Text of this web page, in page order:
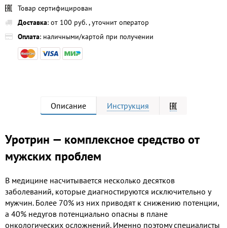
Товар сертифицирован
Доставка: от 100 руб. , уточнит оператор
Оплата: наличными/картой при получении
Описание Инструкция
Уротрин — комплексное средство от
мужских проблем
В медицине насчитывается несколько десятков
заболеваний, которые диагностируются исключительно у
мужчин. Более 70% из них приводят к снижению потенции,
а 40% недугов потенциально опасны в плане
онкологических осложнений. Именно поэтому специалисты